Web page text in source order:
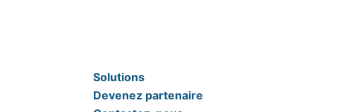
Solutions
Devenez partenaire